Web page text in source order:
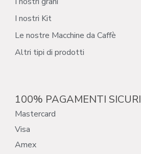
I nostri Kit
Le nostre Macchine da Caffè
Altri tipi di prodotti
100% PAGAMENTI SICURI
Mastercard
Visa
Amex